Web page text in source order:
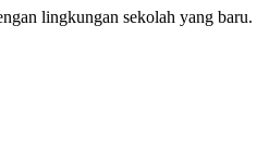
lingkungan sekolah yang baru.